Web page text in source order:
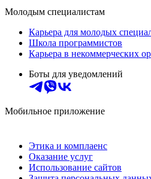
Молодым специалистам
Карьера для молодых
Школа программистов
Карьера в некоммерческих
Боты для уведомлений
Мобильное приложение
Этика и комплаенс
Оказание услуг
Использование сайтов